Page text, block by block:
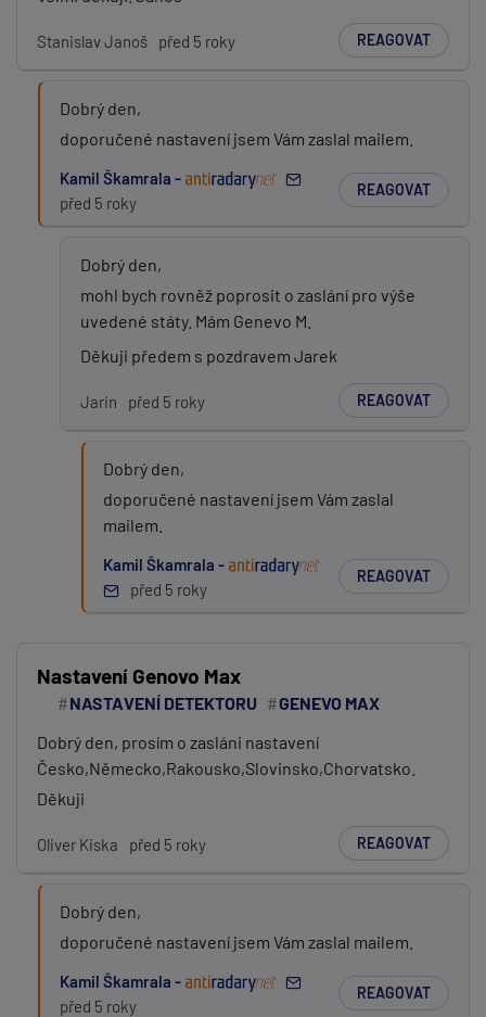
Stanislav Janoš před 5 roky REAGOVAT
Dobrý den,
doporučené nastavení jsem Vám zaslal mailem.
Kamil Škamrala -
před 5 roky
REAGOVAT
Dobrý den,
mohl bych rovněž poprosit o zaslání pro výše
uvedené státy. Mám Genevo M.
Děkuji předem s pozdravem Jarek
Jarin před 5 roky REAGOVAT
Dobrý den,
doporučené nastavení jsem Vám zaslal
mailem.
Kamil Škamrala -
před 5 roky
REAGOVAT
Nastavení Genovo Max
NASTAVENÍ DETEKTORU
GENEVO MAX
Dobrý den, prosím o zasláni nastavení
Česko,Německo,Rakousko,Slovinsko,Chorvatsko.
Děkuji
Oliver Kiska před 5 roky REAGOVAT
Dobrý den,
doporučené nastavení jsem Vám zaslal mailem.
Kamil Škamrala -
před 5 roky
REAGOVAT